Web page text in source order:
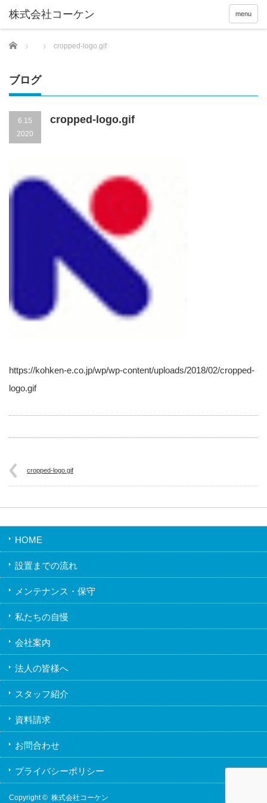
menu
Home cropped-logo.gif
ブログ
6.15
2020
cropped-logo.gif
https://kohken-e.co.jp/wp/wp-content/uploads/2018/02/cropped-
logo.gif
cropped-logo.gif
HOME
設置までの流れ
メンテナンス・保守
私たちの自慢
会社案内
法人の皆様へ
スタッフ紹介
資料請求
お問合わせ
プライバシーポリシー
Copyright © 株式会社コーケン